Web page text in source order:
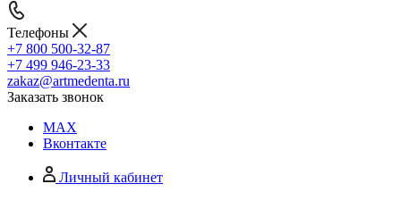
Телефоны
+7 800 500-32-87
+7 499 946-23-33
zakaz@artmedenta.ru
Заказать звонок
MAX
Вконтакте
Личный кабинет